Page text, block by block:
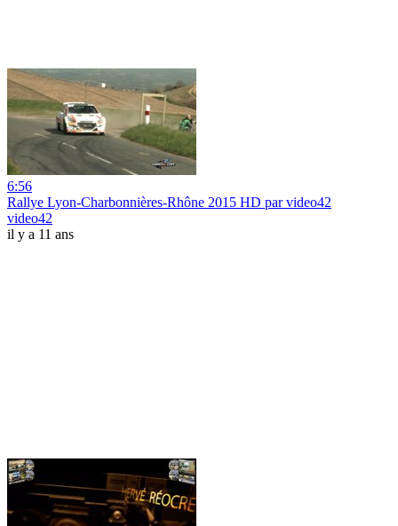
6:56
Rallye Lyon-Charbonnières-Rhône 2015 HD par video42
video42
il y a 11 ans